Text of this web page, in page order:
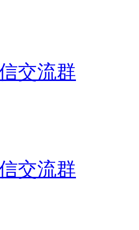
交流群
交流群